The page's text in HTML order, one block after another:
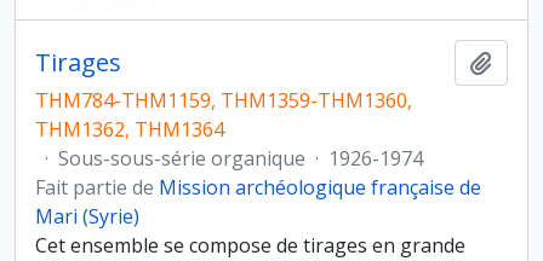
Tirages
THM784-THM1159, THM1359-THM1360,
THM1362, THM1364
· Sous-sous-série organique · 1926-1974
Fait partie de Mission archéologique française de
Mari (Syrie)
Cet ensemble se compose de tirages en grande